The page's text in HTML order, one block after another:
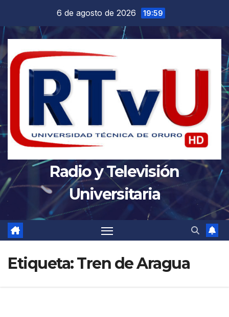
contenido
6 de agosto de 2026 19:59
Radio y Televisión
Universitaria
Etiqueta:Tren de Aragua